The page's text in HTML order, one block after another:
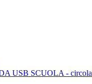
USB SCUOLA -